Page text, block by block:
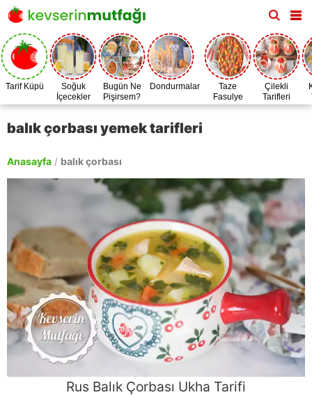
Tarif Küpü
Soğuk
İçecekler
Bugün Ne
Pişirsem?
Dondurmalar
Taze
Fasulye
Zamanı
Çilekli
Tarifleri
balık çorbası yemek tarifleri
Anasayfa / balık çorbası
Rus Balık Çorbası Ukha Tarifi